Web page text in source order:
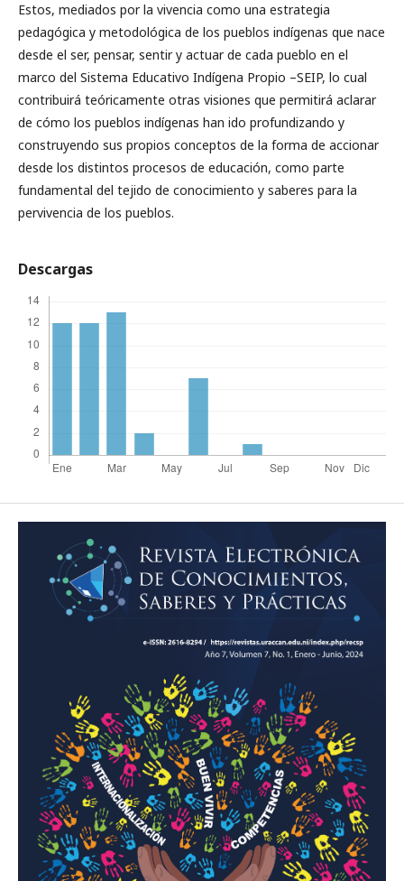
Estos, mediados por la vivencia como una estrategia
pedagógica y metodológica de los pueblos indígenas que nace
desde el ser, pensar, sentir y actuar de cada pueblo en el
marco del Sistema Educativo Indígena Propio –SEIP, lo cual
contribuirá teóricamente otras visiones que permitirá aclarar
de cómo los pueblos indígenas han ido profundizando y
construyendo sus propios conceptos de la forma de accionar
desde los distintos procesos de educación, como parte
fundamental del tejido de conocimiento y saberes para la
pervivencia de los pueblos.
Descargas